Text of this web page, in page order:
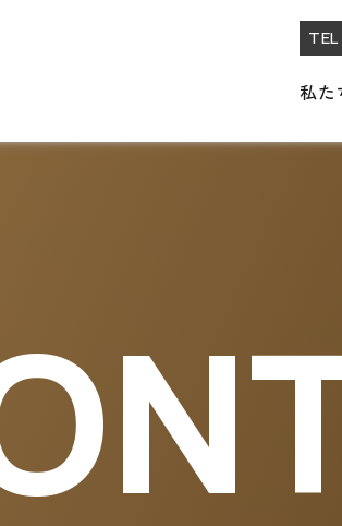
TEL
私た